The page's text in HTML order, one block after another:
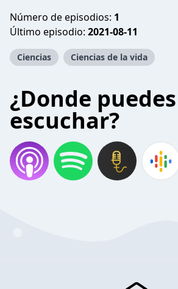
Número de episodios: 1
Último episodio: 2021-08-11
Ciencias Ciencias de la vida
¿Donde puedes
escuchar?